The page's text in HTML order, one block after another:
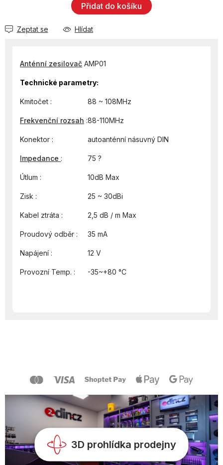
Přidat do košíku
Zeptat se Hlídat
Anténní zesilovač AMP01
Technické parametry:
Kmitočet : 88 ~ 108MHz
Frekvenční rozsah :88-110MHz
Konektor : autoanténní násuvný DIN
Impedance : 75 ?
Útlum : 10dB Max
Zisk : 25 ~ 30dBi
Kabel ztráta : 2,5 dB / m Max
Proudový odběr : 35 mA
Napájení : 12 V
Provozní Temp. : -35~+80 °C
3D prohlídka prodejny